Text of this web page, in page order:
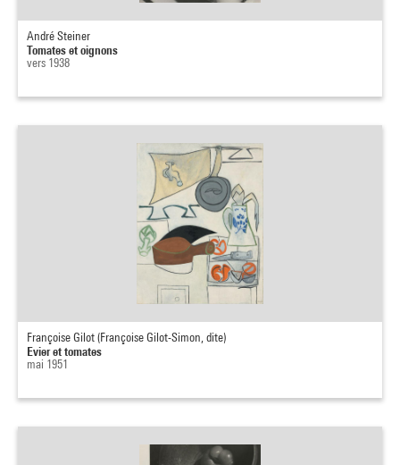
André Steiner
Tomates et oignons
vers 1938
Françoise Gilot (Françoise Gilot-Simon, dite)
Evier et tomates
mai 1951